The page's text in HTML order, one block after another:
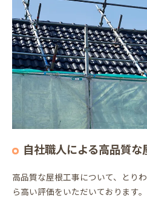
自社職人による高品質
高品質な屋根工事について、とり
ら高い評価をいただいております